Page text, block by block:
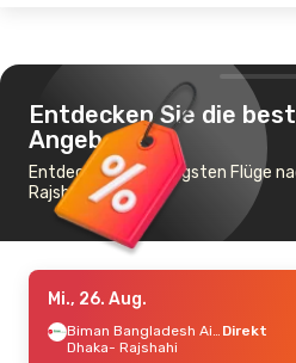
Entdecken Sie die
Angebote
Entdecke die günstigsten Flüge
Rajshahi
Mi., 26. Aug.
Biman Bangladesh Airline Direkt
Dhaka- Rajshahi